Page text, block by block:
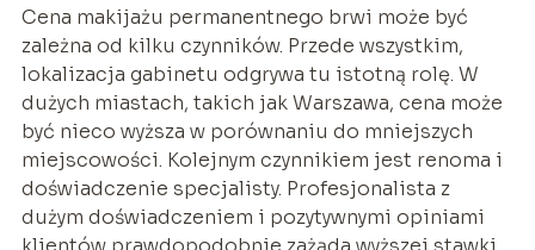
Cena makijażu permanentnego brwi może być
zależna od kilku czynników. Przede wszystkim,
lokalizacja gabinetu odgrywa tu istotną rolę. W
dużych miastach, takich jak Warszawa, cena może
być nieco wyższa w porównaniu do mniejszych
miejscowości. Kolejnym czynnikiem jest renoma i
doświadczenie specjalisty. Profesjonalista z
dużym doświadczeniem i pozytywnymi opiniami